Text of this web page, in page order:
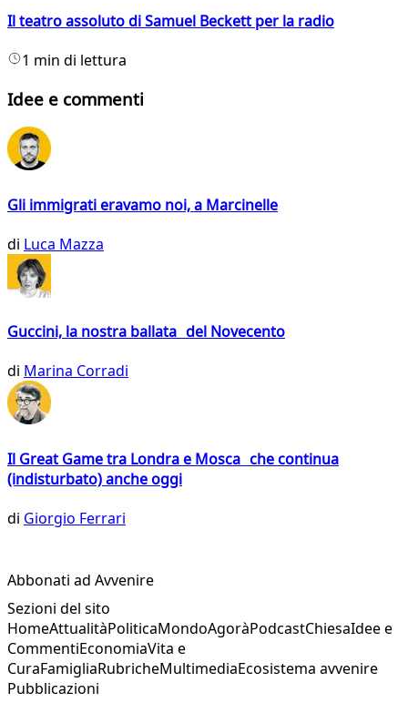
Il teatro assoluto di Samuel Beckett per la radio
1 min di lettura
Idee e commenti
Gli immigrati eravamo noi, a Marcinelle
di Luca Mazza
Guccini, la nostra ballata del Novecento
di Marina Corradi
Il Great Game tra Londra e Mosca che continua
(indisturbato) anche oggi
di Giorgio Ferrari
Abbonati ad Avvenire
Sezioni del sito
HomeAttualitàPoliticaMondoAgoràPodcastChiesaIdee e
CommentiEconomiaVita e
CuraFamigliaRubricheMultimediaEcosistema avvenire
Pubblicazioni